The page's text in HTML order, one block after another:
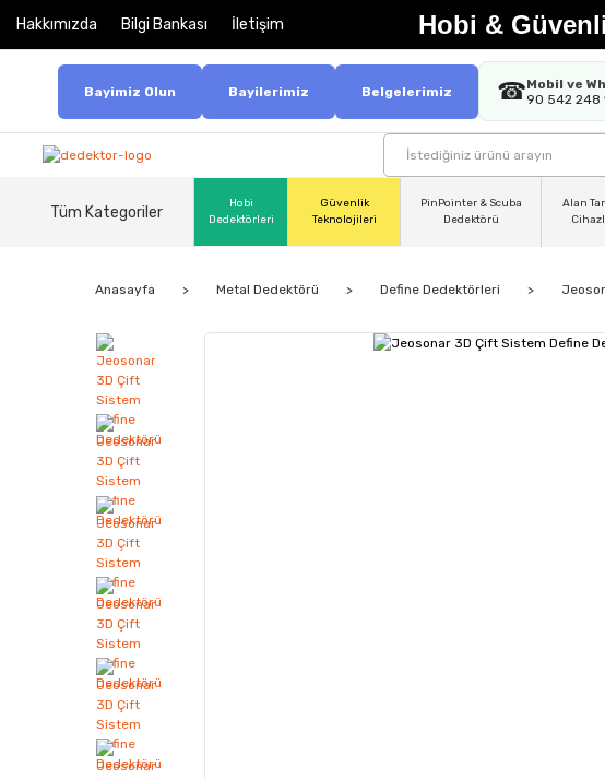
Hakkımızda Bilgi Bankası İletişim Hobi &
Bayimiz Olun Bayilerimiz Belgelerimiz ☎Mobil ve
90 542 248
Tüm Kategoriler
Hobi
Dedektörleri
Güvenlik
Teknolojileri
PinPointer & Scuba
Dedektörü
Alan
Anasayfa Metal Dedektörü Define Dedektörleri